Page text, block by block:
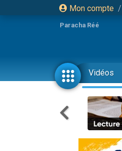
Mon compte /
Paracha Réé
Vidéos